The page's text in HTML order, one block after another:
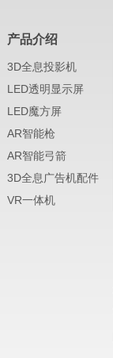
产品介绍
3D全息投影机
LED透明显示屏
LED魔方屏
AR智能枪
AR智能弓箭
3D全息广告机配件
VR一体机